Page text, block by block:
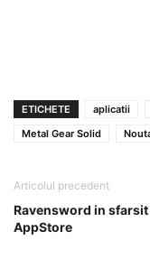
ETICHETE aplicatii
Metal Gear Solid
Articolul precedent
Ravensword in sfarsit
AppStore